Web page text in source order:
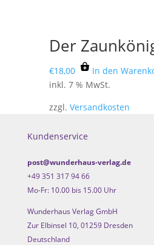
Der
€18,00
In den
inkl. 7 % MwSt.
zzgl. Versandkosten
Kundenservice
post@wunderhaus-verlag.de
+49 351 317 94 66
Mo-Fr: 10.00 bis 15.00 Uhr
Wunderhaus Verlag GmbH
Zur Elbinsel 10, 01259 Dresden
Deutschland